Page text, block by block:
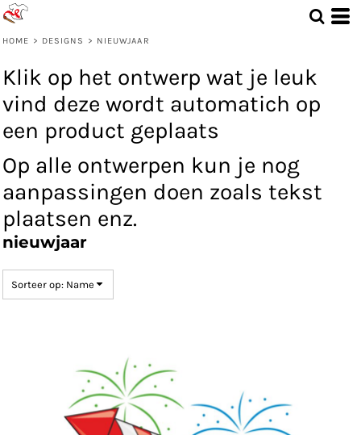
HOME > DESIGNS > NIEUWJAAR
Klik op het ontwerp wat je leuk
vind deze wordt automatich op
een product geplaats
Op alle ontwerpen kun je nog
aanpassingen doen zoals tekst
plaatsen enz.
nieuwjaar
Sorteer op: Name
Standaard
Date Added